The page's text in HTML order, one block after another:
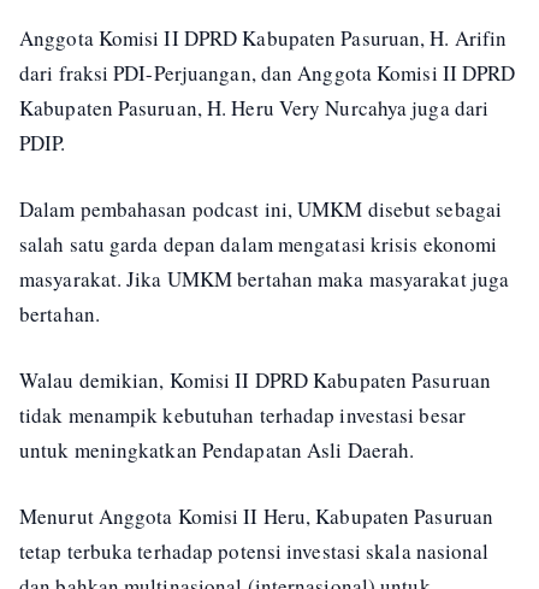
Anggota Komisi II DPRD Kabupaten Pasuruan, H. Arifin
dari fraksi PDI-Perjuangan, dan Anggota Komisi II DPRD
Kabupaten Pasuruan, H. Heru Very Nurcahya juga dari
PDIP.
Dalam pembahasan podcast ini, UMKM disebut sebagai
salah satu garda depan dalam mengatasi krisis ekonomi
masyarakat. Jika UMKM bertahan maka masyarakat juga
bertahan.
Walau demikian, Komisi II DPRD Kabupaten Pasuruan
tidak menampik kebutuhan terhadap investasi besar
untuk meningkatkan Pendapatan Asli Daerah.
Menurut Anggota Komisi II Heru, Kabupaten Pasuruan
tetap terbuka terhadap potensi investasi skala nasional